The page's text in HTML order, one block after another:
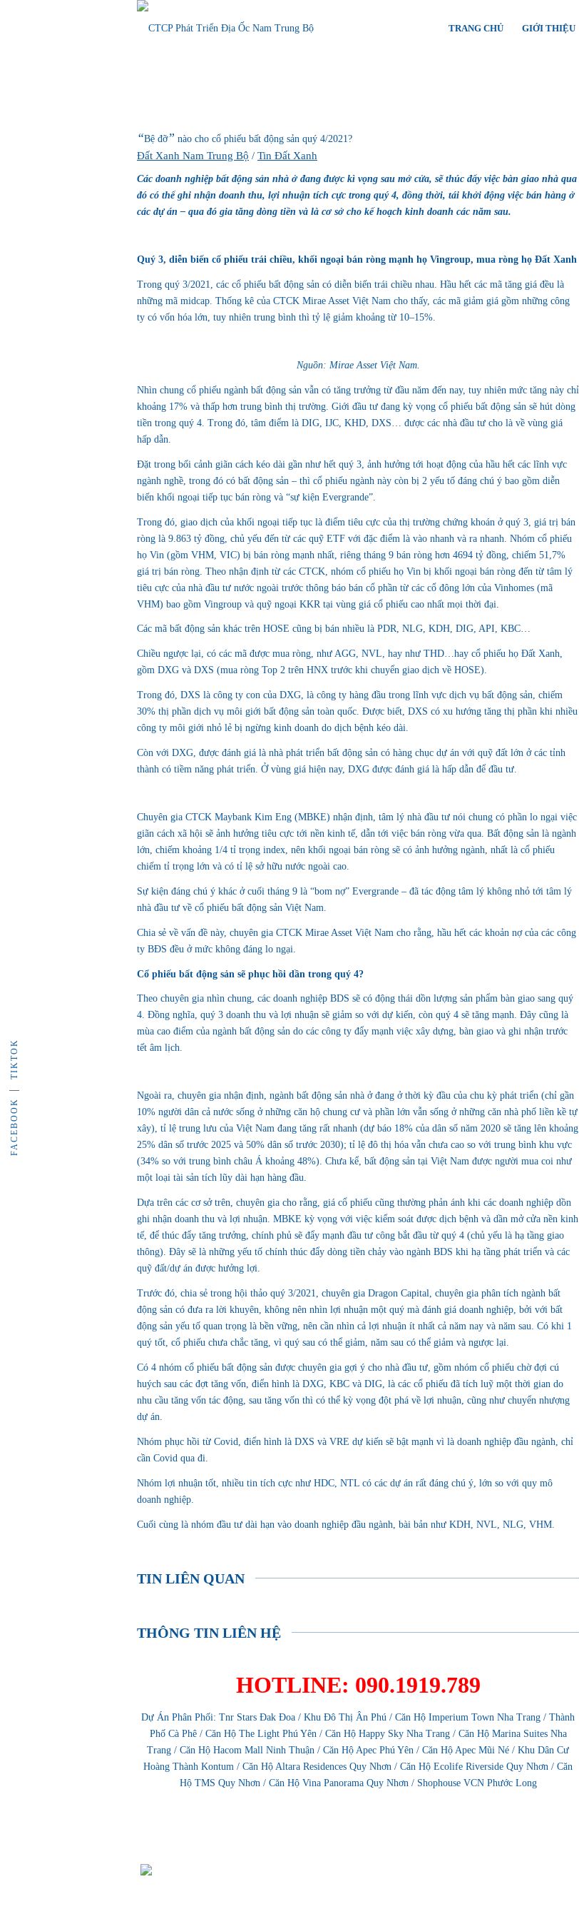
FACEBOOK
TIKTOK
TRANG CHỦ GIỚI THIỆU
“Bệ đỡ” nào cho cổ phiếu bất động sản quý 4/2021?
Đất Xanh Nam Trung Bộ / Tin Đất Xanh
Các doanh nghiệp bất động sản nhà ở đang được kì vọng sau mở cửa, sẽ thúc đẩy việc bàn giao nhà qua
đó có thể ghi nhận doanh thu, lợi nhuận tích cực trong quý 4, đồng thời, tái khởi động việc bán hàng ở
các dự án – qua đó gia tăng dòng tiền và là cơ sở cho kế hoạch kinh doanh các năm sau.
Quý 3, diễn biến cổ phiếu trái chiều, khối ngoại bán ròng mạnh họ Vingroup, mua ròng họ Đất Xanh
Trong quý 3/2021, các cổ phiếu bất động sản có diễn biến trái chiều nhau. Hầu hết các mã tăng giá đều là
những mã midcap. Thống kê của CTCK Mirae Asset Việt Nam cho thấy, các mã giảm giá gồm những công
ty có vốn hóa lớn, tuy nhiên trung bình thì tỷ lệ giảm khoảng từ 10–15%.
Nguồn: Mirae Asset Việt Nam.
Nhìn chung cổ phiếu ngành bất động sản vẫn có tăng trưởng từ đầu năm đến nay, tuy nhiên mức tăng này chỉ
khoảng 17% và thấp hơn trung bình thị trường. Giới đầu tư đang kỳ vọng cổ phiếu bất động sản sẽ hút dòng
tiền trong quý 4. Trong đó, tâm điểm là DIG, IJC, KHD, DXS… được các nhà đầu tư cho là về vùng giá
hấp dẫn.
Đặt trong bối cảnh giãn cách kéo dài gần như hết quý 3, ảnh hưởng tới hoạt động của hầu hết các lĩnh vực
ngành nghề, trong đó có bất động sản – thì cổ phiếu ngành này còn bị 2 yếu tố đáng chú ý bao gồm diễn
biến khối ngoại tiếp tục bán ròng và “sự kiện Evergrande”.
Trong đó, giao dịch của khối ngoại tiếp tục là điểm tiêu cực của thị trường chứng khoán ở quý 3, giá trị bán
ròng là 9.863 tỷ đồng, chủ yếu đến từ các quỹ ETF với đặc điểm là vào nhanh và ra nhanh. Nhóm cổ phiếu
họ Vin (gồm VHM, VIC) bị bán ròng mạnh nhất, riêng tháng 9 bán ròng hơn 4694 tỷ đồng, chiếm 51,7%
giá trị bán ròng. Theo nhận định từ các CTCK, nhóm cổ phiếu họ Vin bị khối ngoại bán ròng đến từ tâm lý
tiêu cực của nhà đầu tư nước ngoài trước thông báo bán cổ phần từ các cổ đông lớn của Vinhomes (mã
VHM) bao gồm Vingroup và quỹ ngoại KKR tại vùng giá cổ phiếu cao nhất mọi thời đại.
Các mã bất động sản khác trên HOSE cũng bị bán nhiều là PDR, NLG, KDH, DIG, API, KBC…
Chiều ngược lại, có các mã được mua ròng, như AGG, NVL, hay như THD…hay cổ phiếu họ Đất Xanh,
gồm DXG và DXS (mua ròng Top 2 trên HNX trước khi chuyển giao dịch về HOSE).
Trong đó, DXS là công ty con của DXG, là công ty hàng đầu trong lĩnh vực dịch vụ bất động sản, chiếm
30% thị phần dịch vụ môi giới bất động sản toàn quốc. Được biết, DXS có xu hướng tăng thị phần khi nhiều
công ty môi giới nhỏ lẻ bị ngừng kinh doanh do dịch bệnh kéo dài.
Còn với DXG, được đánh giá là nhà phát triển bất động sản có hàng chục dự án với quỹ đất lớn ở các tỉnh
thành có tiềm năng phát triển. Ở vùng giá hiện nay, DXG được đánh giá là hấp dẫn để đầu tư.
Chuyên gia CTCK Maybank Kim Eng (MBKE) nhận định, tâm lý nhà đầu tư nói chung có phần lo ngại việc
giãn cách xã hội sẽ ảnh hưởng tiêu cực tới nền kinh tế, dẫn tới việc bán ròng vừa qua. Bất động sản là ngành
lớn, chiếm khoảng 1/4 tỉ trọng index, nên khối ngoại bán ròng sẽ có ảnh hưởng ngành, nhất là cổ phiếu
chiếm tỉ trọng lớn và có tỉ lệ sở hữu nước ngoài cao.
Sự kiện đáng chú ý khác ở cuối tháng 9 là “bom nợ” Evergrande – đã tác động tâm lý không nhỏ tới tâm lý
nhà đầu tư về cổ phiếu bất động sản Việt Nam.
Chia sẻ về vấn đề này, chuyên gia CTCK Mirae Asset Việt Nam cho rằng, hầu hết các khoản nợ của các công
ty BĐS đều ở mức không đáng lo ngại.
Cổ phiếu bất động sản sẽ phục hồi dần trong quý 4?
Theo chuyên gia nhìn chung, các doanh nghiệp BDS sẽ có động thái dồn lượng sản phẩm bàn giao sang quý
4. Đồng nghĩa, quý 3 doanh thu và lợi nhuận sẽ giảm so với dự kiến, còn quý 4 sẽ tăng mạnh. Đây cũng là
mùa cao điểm của ngành bất động sản do các công ty đẩy mạnh việc xây dựng, bàn giao và ghi nhận trước
tết âm lịch.
Ngoài ra, chuyên gia nhận định, ngành bất động sản nhà ở đang ở thời kỳ đầu của chu kỳ phát triển (chỉ gần
10% người dân cả nước sống ở những căn hộ chung cư và phần lớn vẫn sống ở những căn nhà phố liền kề tự
xây), tỉ lệ trung lưu của Việt Nam đang tăng rất nhanh (dự báo 18% của dân số năm 2020 sẽ tăng lên khoảng
25% dân số trước 2025 và 50% dân số trước 2030); tỉ lệ đô thị hóa vẫn chưa cao so với trung bình khu vực
(34% so với trung bình châu Á khoảng 48%). Chưa kể, bất động sản tại Việt Nam được người mua coi như
một loại tài sản tích lũy dài hạn hàng đầu.
Dựa trên các cơ sở trên, chuyên gia cho rằng, giá cổ phiếu cũng thường phản ánh khi các doanh nghiệp dồn
ghi nhận doanh thu và lợi nhuận. MBKE kỳ vọng với việc kiểm soát được dịch bệnh và dần mở cửa nền kinh
tế, để thúc đẩy tăng trưởng, chính phủ sẽ đẩy mạnh đầu tư công bắt đầu từ quý 4 (chủ yếu là hạ tầng giao
thông). Đây sẽ là những yếu tố chính thúc đẩy dòng tiền chảy vào ngành BDS khi hạ tầng phát triển và các
quỹ đất/dự án được hưởng lợi.
Trước đó, chia sẻ trong hội thảo quý 3/2021, chuyên gia Dragon Capital, chuyên gia phân tích ngành bất
động sản có đưa ra lời khuyên, không nên nhìn lợi nhuận một quý mà đánh giá doanh nghiệp, bởi với bất
động sản yếu tố quan trọng là bền vững, nên cần nhìn cả lợi nhuận ít nhất cả năm nay và năm sau. Có khi 1
quý tốt, cổ phiếu chưa chắc tăng, vì quý sau có thể giảm, năm sau có thể giảm và ngược lại.
Có 4 nhóm cổ phiếu bất động sản được chuyên gia gợi ý cho nhà đầu tư, gồm nhóm cổ phiếu chờ đợi cú
huých sau các đợt tăng vốn, điển hình là DXG, KBC và DIG, là các cổ phiếu đã tích luỹ một thời gian do
nhu cầu tăng vốn tác động, sau tăng vốn thì có thể kỳ vọng đột phá về lợi nhuận, cũng như chuyển nhượng
dự án.
Nhóm phục hồi từ Covid, điển hình là DXS và VRE dự kiến sẽ bật mạnh vì là doanh nghiệp đầu ngành, chỉ
cần Covid qua đi.
Nhóm lợi nhuận tốt, nhiều tin tích cực như HDC, NTL có các dự án rất đáng chú ý, lớn so với quy mô
doanh nghiệp.
Cuối cùng là nhóm đầu tư dài hạn vào doanh nghiệp đầu ngành, bài bản như KDH, NVL, NLG, VHM.
TIN LIÊN QUAN
THÔNG TIN LIÊN HỆ
HOTLINE: 090.1919.789
Dự Án Phân Phối:Tnr Stars Đak Đoa /Khu Đô Thị Ân Phú /Căn Hộ Imperium Town Nha Trang /Thành
Phố Cà Phê/ Căn Hộ The Light Phú Yên / Căn Hộ Happy Sky Nha Trang/ Căn Hộ Marina Suites Nha
Trang /Căn Hộ Hacom Mall Ninh Thuận /Căn Hộ Apec Phú Yên /Căn Hộ Apec Mũi Né /Khu Dân Cư
Hoàng Thành Kontum /Căn Hộ Altara Residences Quy Nhơn /Căn Hộ Ecolife Riverside Quy Nhơn /Căn
Hộ TMS Quy Nhơn / Căn Hộ Vina Panorama Quy Nhơn / Shophouse VCN Phước Long